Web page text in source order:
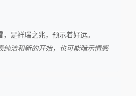
，是祥瑞之兆，预示着好运。
纯洁和新的开始，也可能暗示情感